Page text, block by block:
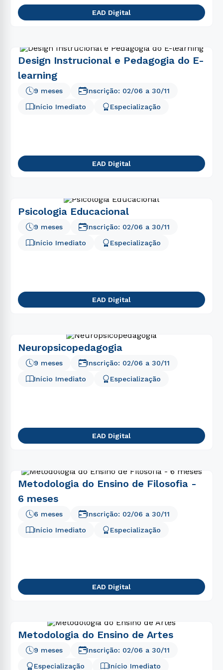
EAD Digital
Design Instrucional e Pedagogia do E-
learning
9 meses
Início Imediato
Especialização
Inscrição: 02/06 a 30/11
EAD Digital
Psicologia Educacional
Início Imediato Especialização
9 meses Inscrição: 02/06 a 30/11
EAD Digital
Neuropsicopedagogia
Início Imediato Especialização
9 meses Inscrição: 02/06 a 30/11
EAD Digital
Metodologia do Ensino de Filosofia -
6 meses
6 meses
Início Imediato
Especialização
Inscrição: 02/06 a 30/11
EAD Digital
Metodologia do Ensino de Artes
Especialização
9 meses
Início Imediato
Inscrição: 02/06 a 30/11